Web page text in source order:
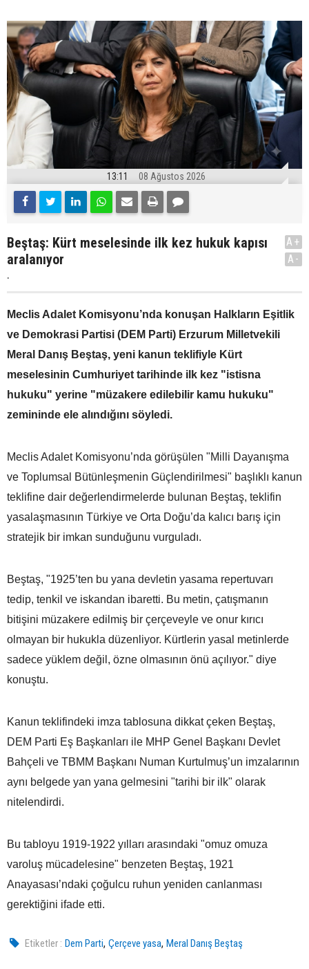
13:11 08 Ağustos 2026
Beştaş: Kürt meselesinde ilk kez hukuk kapısı
aralanıyor
.
A+
A-
Meclis Adalet Komisyonu’nda konuşan Halkların Eşitlik
ve Demokrasi Partisi (DEM Parti) Erzurum Milletvekili
Meral Danış Beştaş, yeni kanun teklifiyle Kürt
meselesinin Cumhuriyet tarihinde ilk kez "istisna
hukuku" yerine "müzakere edilebilir kamu hukuku"
zemininde ele alındığını söyledi.
Meclis Adalet Komisyonu’nda görüşülen "Milli Dayanışma
ve Toplumsal Bütünleşmenin Güçlendirilmesi" başlıklı kanun
teklifine dair değerlendirmelerde bulunan Beştaş, teklifin
yasalaşmasının Türkiye ve Orta Doğu’da kalıcı barış için
stratejik bir imkan sunduğunu vurguladı.
Beştaş, "1925’ten bu yana devletin yasama repertuvarı
tedip, tenkil ve iskandan ibaretti. Bu metin, çatışmanın
bitişini müzakere edilmiş bir çerçeveyle ve onur kırıcı
olmayan bir hukukla düzenliyor. Kürtlerin yasal metinlerde
sadece yüklem değil, özne olmasının önü açılıyor." diye
konuştu.
Kanun teklifindeki imza tablosuna dikkat çeken Beştaş,
DEM Parti Eş Başkanları ile MHP Genel Başkanı Devlet
Bahçeli ve TBMM Başkanı Numan Kurtulmuş’un imzalarının
aynı belgede yan yana gelmesini "tarihi bir ilk" olarak
nitelendirdi.
Bu tabloyu 1919-1922 yılları arasındaki "omuz omuza
varoluş mücadelesine" benzeten Beştaş, 1921
Anayasası’ndaki çoğulcu ruhun yeniden canlanması
gerektiğini ifade etti.
Etiketler : Dem Parti,Çerçeve yasa,Meral Danış Beştaş